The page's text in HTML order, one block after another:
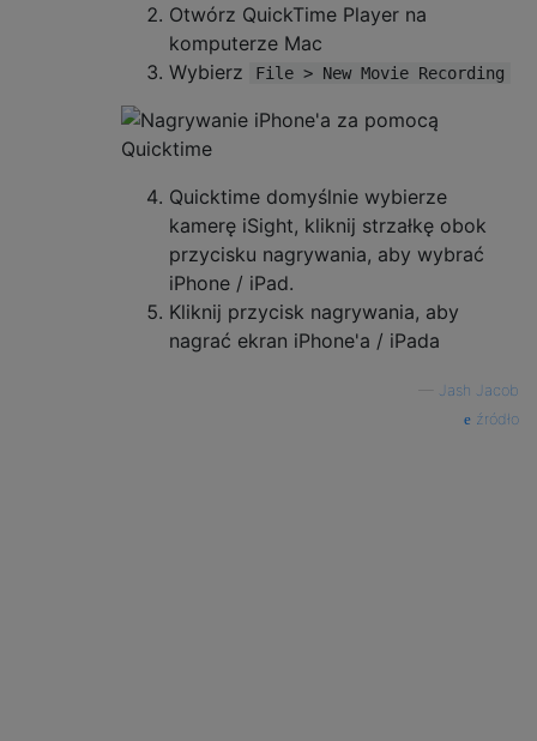
Otwórz QuickTime Player na
komputerze Mac
Wybierz
File > New Movie Recording
Quicktime domyślnie wybierze
kamerę iSight, kliknij strzałkę obok
przycisku nagrywania, aby wybrać
iPhone / iPad.
Kliknij przycisk nagrywania, aby
nagrać ekran iPhone'a / iPada
Jash Jacob
źródło